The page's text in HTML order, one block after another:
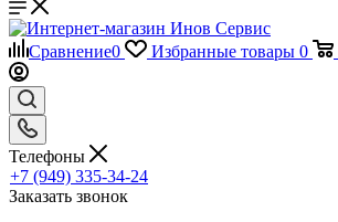
Сравнение0 Избранные товары 0
Телефоны
+7 (949) 335-34-24
Заказать звонок